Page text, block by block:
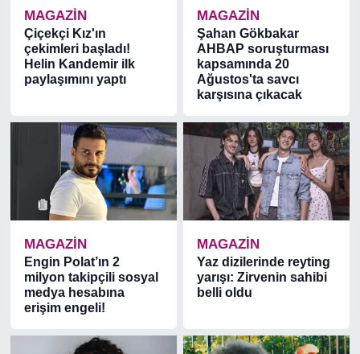
MAGAZİN
Çiçekçi Kız'ın
çekimleri başladı!
Helin Kandemir ilk
paylaşımını yaptı
MAGAZİN
Şahan Gökbakar
AHBAP soruşturması
kapsamında 20
Ağustos'ta savcı
karşısına çıkacak
MAGAZİN
Engin Polat’ın 2
milyon takipçili sosyal
medya hesabına
erişim engeli!
MAGAZİN
Yaz dizilerinde reyting
yarışı: Zirvenin sahibi
belli oldu